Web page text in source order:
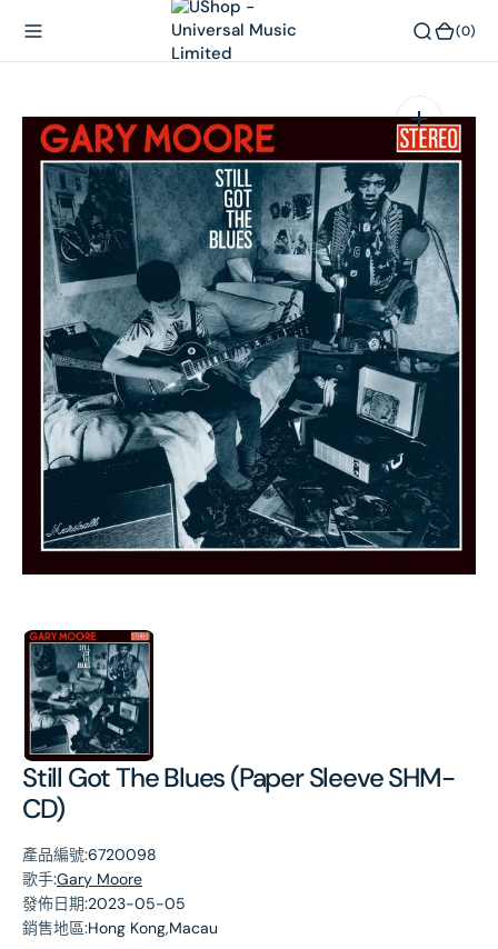
(0)
Still Got The Blues (Paper Sleeve SHM-
CD)
產品編號:6720098
歌手:Gary Moore
發佈日期:2023-05-05
銷售地區:Hong Kong,Macau
在
相
簿
中
開
啟
第
1
張